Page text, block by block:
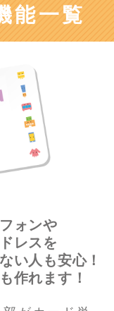
能一覧
ォンや
レスを
い人も安心！
作れます！